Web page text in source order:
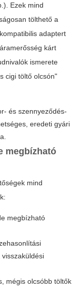
Ezek mind
tölthető a
adaptert
kárt
ismerete
cigi töltő olcsón"
és szennyeződés-
eredeti gyári
megbízható
mind
megbízható
mégis olcsóbb töltők